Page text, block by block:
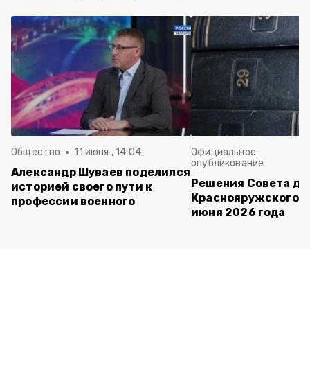
Общество 11 июня , 14:04
Александр Шуваев поделился
историей своего пути к
профессии военного
Официальное
опубликование
Решения Совета
Краснояружского
июня 2026 года